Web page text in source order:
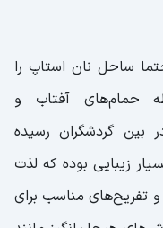
ساحل نان استاپ را
حمام‌های آفتاب و
گردشگران رسیده
زیبایی بوده که لذت
تفریح‌های مناسب برای